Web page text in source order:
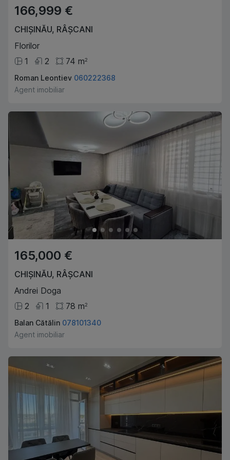
166,999 €
CHIȘINĂU, RÂȘCANI
Florilor
1
2 74 m2
Roman Leontiev 060222368
Agent imobiliar
165,000 €
CHIȘINĂU, RÂȘCANI
Andrei Doga
2
1 78 m2
Balan Cătălin 078101340
Agent imobiliar